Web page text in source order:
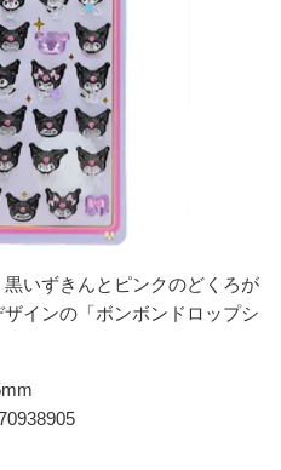
いずきんとピンクのどくろが
ザインの「ボンボンドロップシ